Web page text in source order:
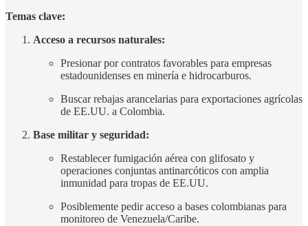
Temas clave:
Acceso a recursos naturales:
Presionar por contratos favorables para empresas
estadounidenses en minería e hidrocarburos.
Buscar rebajas arancelarias para exportaciones agrícolas
de EE.UU. a Colombia.
Base militar y seguridad:
Restablecer fumigación aérea con glifosato y
operaciones conjuntas antinarcóticos con amplia
inmunidad para tropas de EE.UU.
Posiblemente pedir acceso a bases colombianas para
monitoreo de Venezuela/Caribe.